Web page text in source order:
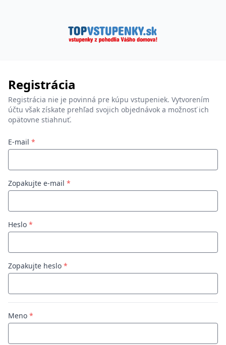
Registrácia
Registrácia nie je povinná pre kúpu vstupeniek. Vytvorením
účtu však získate prehľad svojich objednávok a možnosť ich
opätovne stiahnuť.
E-mail *
Zopakujte e-mail *
Heslo *
Zopakujte heslo *
Meno *